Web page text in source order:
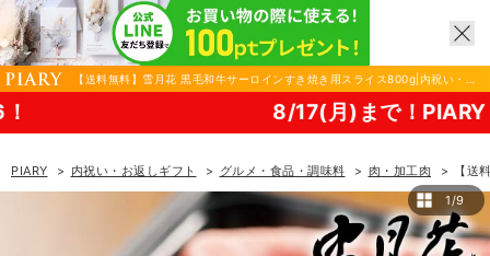
【送料無料】雪月花 黒毛和牛サーロインすき焼き用スライス800g|内祝い・お
返しギフトならPIARY（ピアリー）
8/17(月)まで！PIARY 夏祭り
PIARY 内祝い・お返しギフト グルメ・食品・調味料 肉・加工肉
【送
1/9